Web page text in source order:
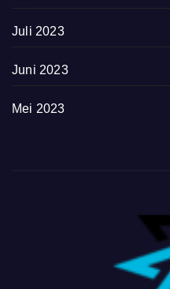
Juli 2023
Juni 2023
Mei 2023